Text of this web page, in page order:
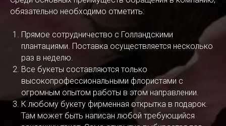
обязательно необходимо отметить:
Прямое сотрудничество с Голландскими
плантациями. Поставка осуществляется несколько
раз в неделю.
Все букеты составляются только
высокопрофессиональными флористами с
огромным опытом работы в этом направлении.
К любому букету фирменная открытка в подарок.
Там может быть написан любой требующийся